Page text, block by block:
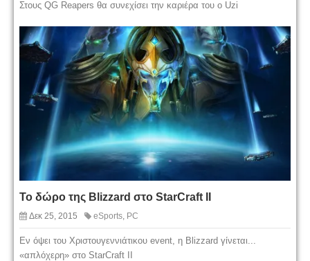
Στους QG Reapers θα συνεχίσει την καριέρα του ο Uzi
Το δώρο της Blizzard στο StarCraft II
Δεκ 25, 2015 eSports PC
Εν όψει του Χριστουγεννιάτικου event, η Blizzard γίνεται...
«απλόχερη» στο StarCraft II